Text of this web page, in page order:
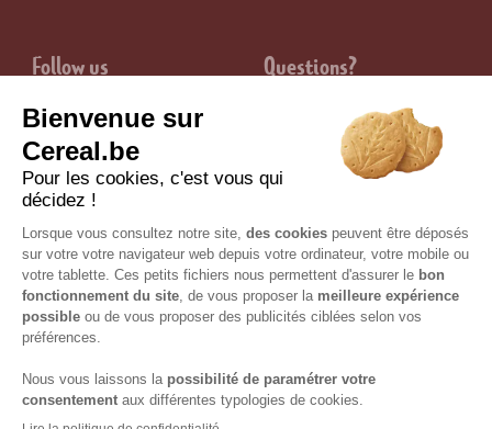
Follow us Questions?
Groupe
Nutrition & Santé
Juridique
© Copyright 2026 Céréal